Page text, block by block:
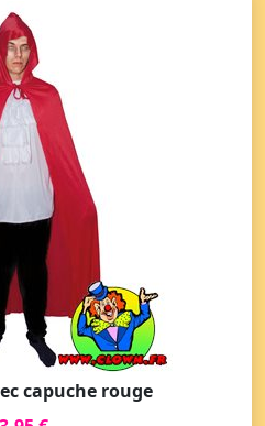
capuche rouge